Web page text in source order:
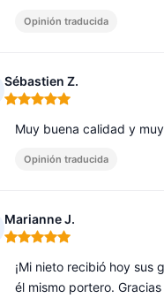
Opinión traducida
Sébastien Z.
Nota: 5 de 5
Muy buena calidad y
Opinión traducida
Marianne J.
Nota: 5 de 5
¡Mi nieto recibió hoy
él mismo portero. Gracias